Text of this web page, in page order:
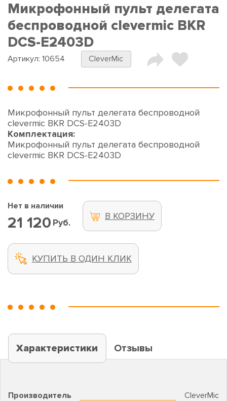
Микрофонный пульт делегата
беспроводной clevermic BKR
DCS-E2403D
Артикул: 10654 CleverMic
Микрофонный пульт делегата беспроводной
clevermic BKR DCS-E2403D
Комплектация:
Микрофонный пульт делегата беспроводной
clevermic BKR DCS-E2403D
Нет в наличии
21 120 Руб.
В КОРЗИНУ
КУПИТЬ В ОДИН КЛИК
Характеристики Отзывы
Производитель
CleverMic